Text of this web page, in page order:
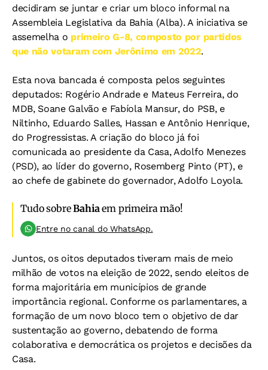
decidiram se juntar e criar um bloco informal na
Assembleia Legislativa da Bahia (Alba). A iniciativa se
assemelha o primeiro G-8, composto por partidos
que não votaram com Jerônimo em 2022.
Esta nova bancada é composta pelos seguintes
deputados: Rogério Andrade e Mateus Ferreira, do
MDB, Soane Galvão e Fabíola Mansur, do PSB, e
Niltinho, Eduardo Salles, Hassan e Antônio Henrique,
do Progressistas. A criação do bloco já foi
comunicada ao presidente da Casa, Adolfo Menezes
(PSD), ao líder do governo, Rosemberg Pinto (PT), e
ao chefe de gabinete do governador, Adolfo Loyola.
Tudo sobreBahia em primeira mão!
Entre no canal do WhatsApp.
Juntos, os oitos deputados tiveram mais de meio
milhão de votos na eleição de 2022, sendo eleitos de
forma majoritária em municípios de grande
importância regional. Conforme os parlamentares, a
formação de um novo bloco tem o objetivo de dar
sustentação ao governo, debatendo de forma
colaborativa e democrática os projetos e decisões da
Casa.